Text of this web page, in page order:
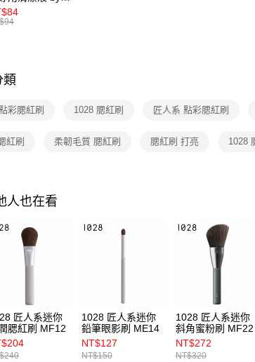
類
彩腮紅刷 1028 腮紅刷 匠人系 點彩腮紅刷
紅刷 柔韌毛質 腮紅刷 腮紅刷 打亮 1028
人也在看
匠人系迷你
腮紅刷 MF12
1028 匠人系迷你
鉛筆眼影刷 ME14
NT$127
NT$150
1028 匠人系迷你
斜角蜜粉刷 MF22
NT$272
NT$320